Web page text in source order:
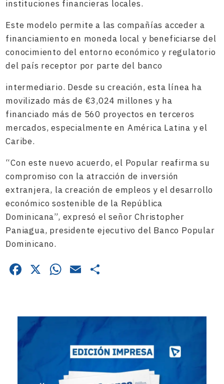
instituciones financieras locales.
Este modelo permite a las compañías acceder a
financiamiento en moneda local y beneficiarse del
conocimiento del entorno económico y regulatorio
del país receptor por parte del banco
intermediario. Desde su creación, esta línea ha
movilizado más de €3,024 millones y ha
financiado más de 560 proyectos en terceros
mercados, especialmente en América Latina y el
Caribe.
“Con este nuevo acuerdo, el Popular reafirma su
compromiso con la atracción de inversión
extranjera, la creación de empleos y el desarrollo
económico sostenible de la República
Dominicana”, expresó el señor Christopher
Paniagua, presidente ejecutivo del Banco Popular
Dominicano.
Facebook
X WhatsApp
Email